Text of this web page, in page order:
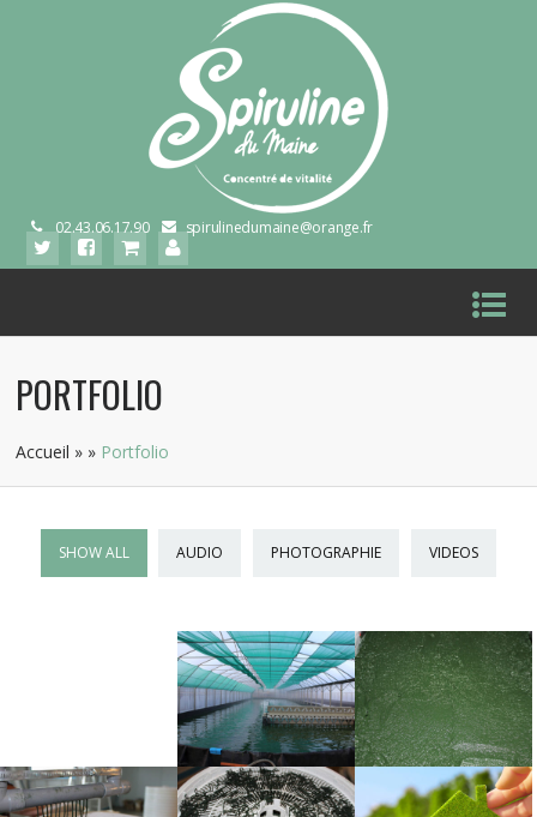
02.43.06.17.90 spirulinedumaine@orange.fr
PORTFOLIO
Accueil » » Portfolio
SHOW ALL AUDIO PHOTOGRAPHIE VIDEOS